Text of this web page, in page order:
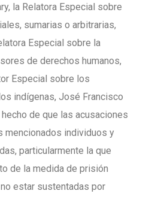
la Relatora Especial sobre
sumarias o arbitrarias,
Especial sobre la
de derechos humanos,
Especial sobre los
indígenas, José Francisco
de que las acusaciones
mencionados individuos y
particularmente la que
de la medida de prisión
estar sustentadas por